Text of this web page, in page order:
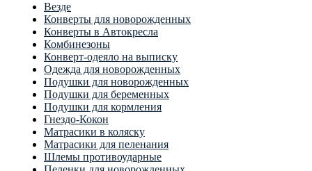
Везде
Конверты для новорожденных
Конверты в Автокресла
Комбинезоны
Конверт-одеяло на выписку
Одежда для новорожденных
Подушки для новорожденных
Подушки для беременных
Подушки для кормления
Гнездо-Кокон
Матрасики в коляску
Матрасики для пеленания
Шлемы противоударные